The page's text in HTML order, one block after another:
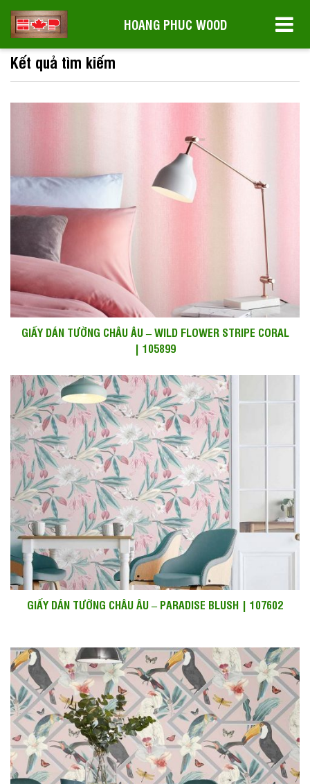
HOANG PHUC WOOD
Kết quả tìm kiếm
GIẤY DÁN TƯỜNG CHÂU ÂU – WILD FLOWER STRIPE CORAL
| 105899
GIẤY DÁN TƯỜNG CHÂU ÂU – PARADISE BLUSH | 107602